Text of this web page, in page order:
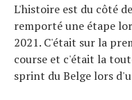
L'histoire est du côté
remporté une étape
2021. C'était sur la
course et c'était la
sprint du Belge lors